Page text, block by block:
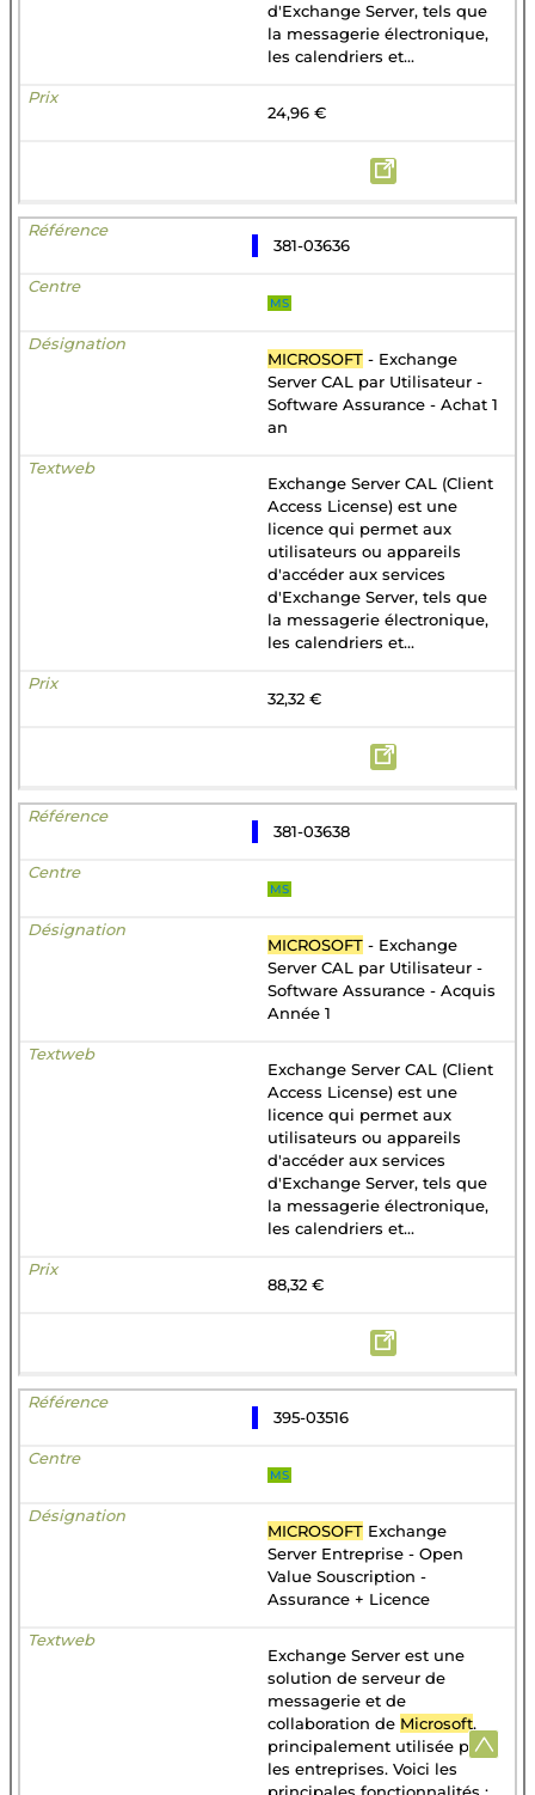
d'Exchange Server, tels que
la messagerie électronique,
les calendriers et...
24,96 €
381-03636
MS
MICROSOFT - Exchange
Server CAL par Utilisateur -
Software Assurance - Achat 1
an
Exchange Server CAL (Client
Access License) est une
licence qui permet aux
utilisateurs ou appareils
d'accéder aux services
d'Exchange Server, tels que
la messagerie électronique,
les calendriers et...
32,32 €
381-03638
MS
MICROSOFT - Exchange
Server CAL par Utilisateur -
Software Assurance - Acquis
Année 1
Exchange Server CAL (Client
Access License) est une
licence qui permet aux
utilisateurs ou appareils
d'accéder aux services
d'Exchange Server, tels que
la messagerie électronique,
les calendriers et...
88,32 €
395-03516
MS
MICROSOFT Exchange
Server Entreprise - Open
Value Souscription -
Assurance + Licence
Exchange Server est une
solution de serveur de
messagerie et de
collaboration de Microsoft,
principalement utilisée par
les entreprises. Voici les